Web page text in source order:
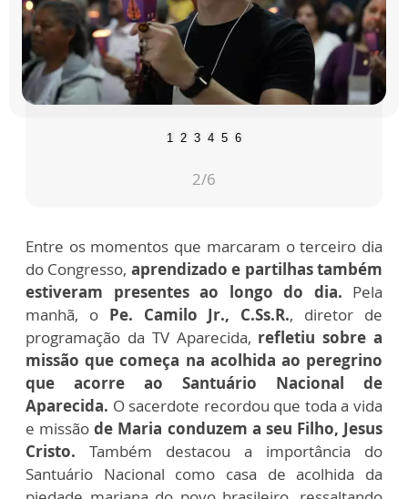
1 2 3 4 5 6
2/6
Entre os momentos que marcaram o terceiro dia
do Congresso, aprendizado e partilhas também
estiveram presentes ao longo do dia. Pela
manhã, oPe. Camilo Jr., C.Ss.R., diretor de
programação da TV Aparecida, refletiu sobre a
missão que começa na acolhida ao peregrino
que acorre ao Santuário Nacional de
Aparecida. O sacerdote recordou que toda a vida
e missãode Maria conduzem a seu Filho, Jesus
Cristo. Também destacou a importância do
Santuário Nacional como casa de acolhida da